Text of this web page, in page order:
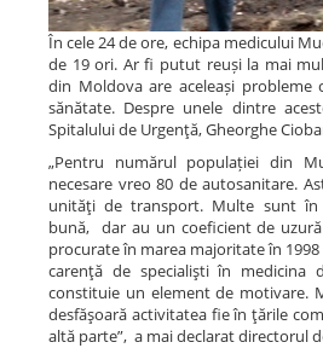
În cele 24 de ore, echipa medicului
de 19 ori. Ar fi putut reuși la mai
din Moldova are aceleași probleme
sănătate. Despre unele dintre
Spitalului de Urgenţă, Gheorghe
„Pentru numărul populației din
necesare vreo 80 de autosanitare.
unităţi de transport. Multe sunt
bună, dar au un coeficient de
procurate în marea majoritate în
carenţă de specialişti în medicina
constituie un element de motivare.
desfăşoară activitatea fie în ţările
altă parte”, a mai declarat directorul